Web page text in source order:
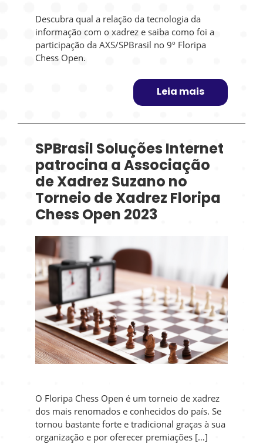
Descubra qual a relação da tecnologia da
informação com o xadrez e saiba como foi a
participação da AXS/SPBrasil no 9º Floripa
Chess Open.
Leia mais
SPBrasil Soluções Internet
patrocina a Associação
de Xadrez Suzano no
Torneio de Xadrez Floripa
Chess Open 2023
O Floripa Chess Open é um torneio de xadrez
dos mais renomados e conhecidos do país. Se
tornou bastante forte e tradicional graças à sua
organização e por oferecer premiações […]